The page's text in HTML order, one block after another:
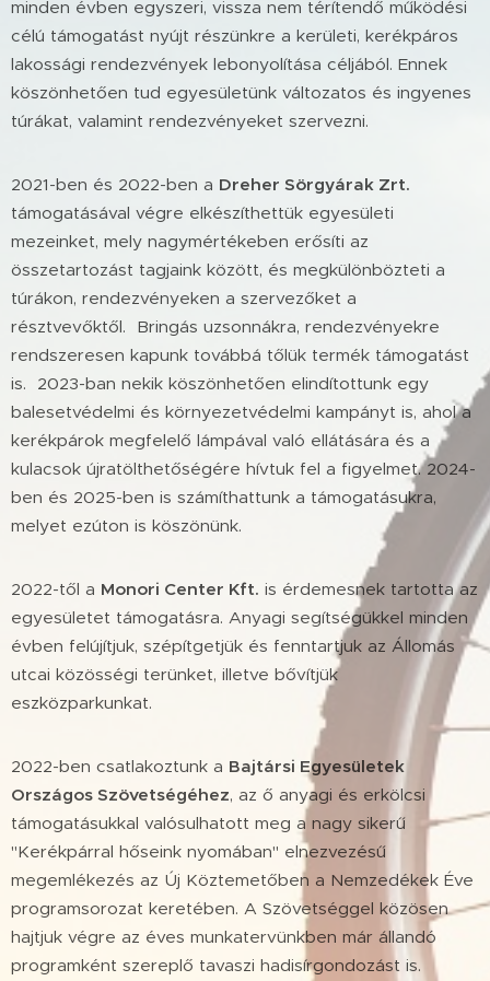
minden évben egyszeri, vissza nem térítendő működési
célú támogatást nyújt részünkre a kerületi, kerékpáros
lakossági rendezvények lebonyolítása céljából. Ennek
köszönhetően tud egyesületünk változatos és ingyenes
túrákat, valamint rendezvényeket szervezni.
2021-ben és 2022-ben a Dreher Sörgyárak Zrt.
támogatásával végre elkészíthettük egyesületi
mezeinket, mely nagymértékeben erősíti az
összetartozást tagjaink között, és megkülönbözteti a
túrákon, rendezvényeken a szervezőket a
résztvevőktől. Bringás uzsonnákra, rendezvényekre
rendszeresen kapunk továbbá tőlük termék támogatást
is. 2023-ban nekik köszönhetően elindítottunk egy
balesetvédelmi és környezetvédelmi kampányt is, ahol a
kerékpárok megfelelő lámpával való ellátására és a
kulacsok újratölthetőségére hívtuk fel a figyelmet. 2024-
ben és 2025-ben is számíthattunk a támogatásukra,
melyet ezúton is köszönünk.
2022-től a Monori Center Kft. is érdemesnek tartotta az
egyesületet támogatásra. Anyagi segítségükkel minden
évben felújítjuk, szépítgetjük és fenntartjuk az Állomás
utcai közösségi terünket, illetve bővítjük
eszközparkunkat.
2022-ben csatlakoztunk a Bajtársi Egyesületek
Országos Szövetségéhez, az ő anyagi és erkölcsi
támogatásukkal valósulhatott meg a nagy sikerű
"Kerékpárral hőseink nyomában" elnezvezésű
megemlékezés az Új Köztemetőben a Nemzedékek Éve
programsorozat keretében. A Szövetséggel közösen
hajtjuk végre az éves munkatervünkben már állandó
programként szereplő tavaszi hadisírgondozást is.